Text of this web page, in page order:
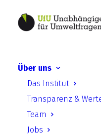
Über uns
Das Institut
Transparenz &
Team
Jobs